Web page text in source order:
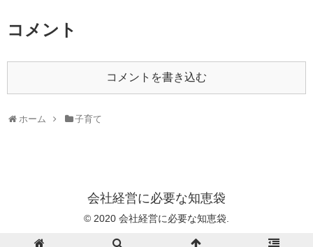
コメント
コメントを書き込む
ホーム 子育て
会社経営に必要な知恵袋
© 2020 会社経営に必要な知恵袋.